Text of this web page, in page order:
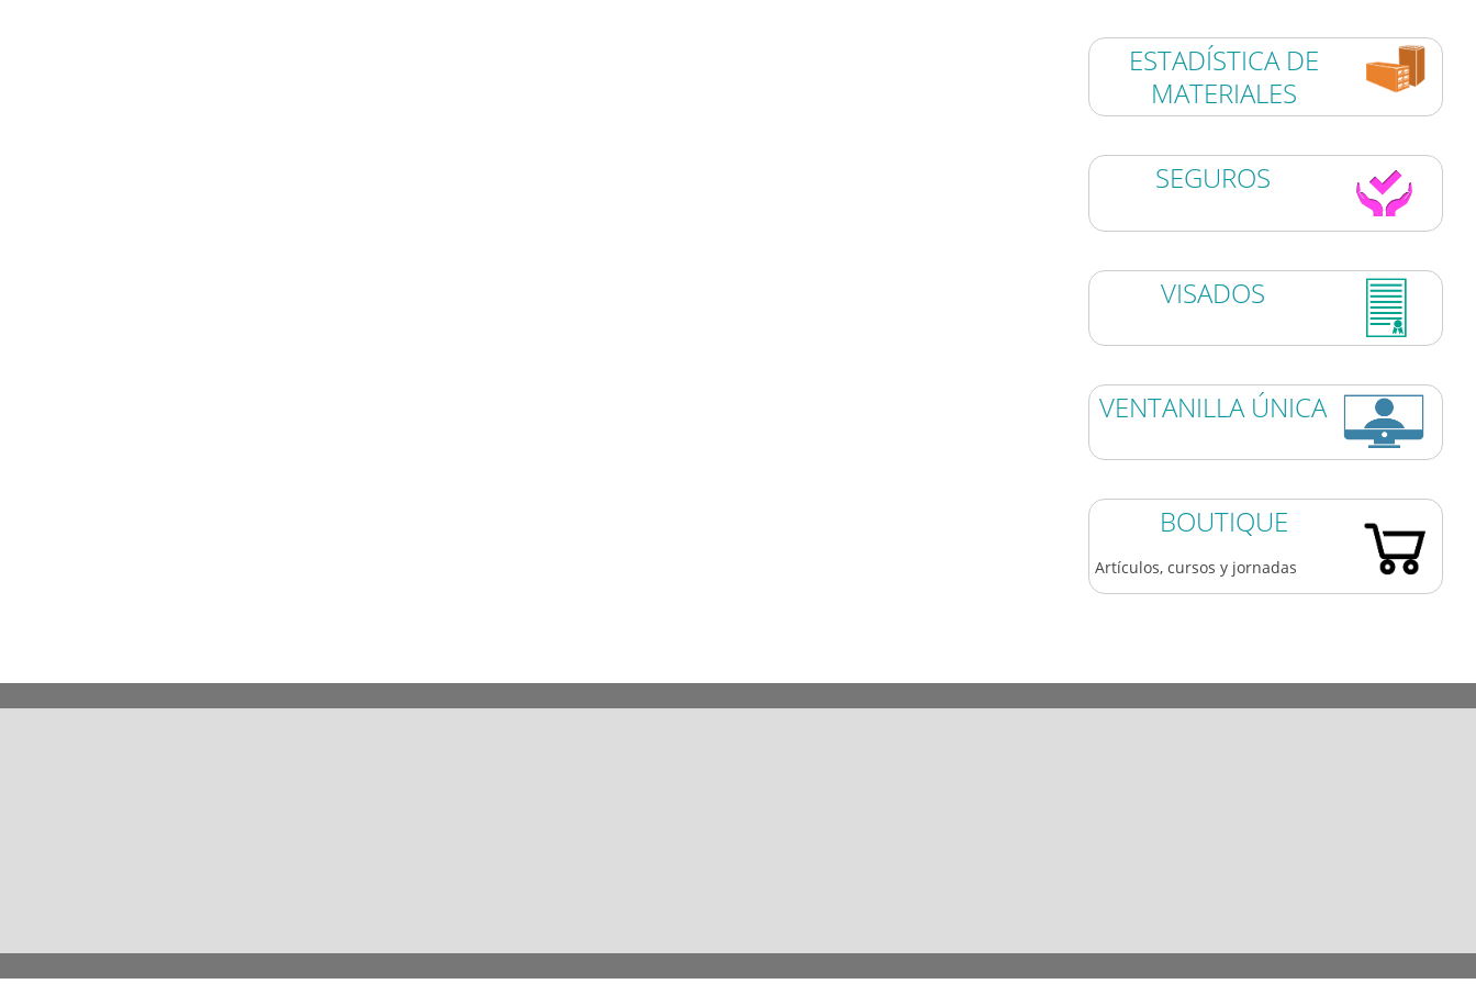
ESTADÍSTICA DE
MATERIALES
SEGUROS
VISADOS
VENTANILLA ÚNICA
BOUTIQUE
Artículos, cursos y jornadas